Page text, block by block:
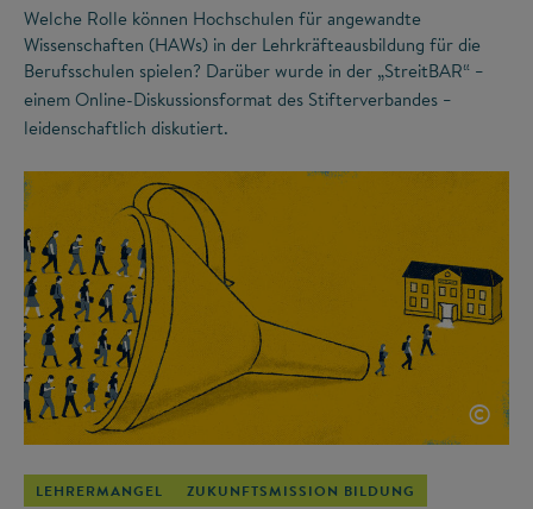
Welche Rolle können Hochschulen für angewandte
Wissenschaften (HAWs) in der Lehrkräfteausbildung für die
Berufsschulen spielen? Darüber wurde in der „StreitBAR“ –
einem Online-Diskussionsformat des Stifterverbandes –
leidenschaftlich diskutiert.
©
LEHRERMANGEL ZUKUNFTSMISSION BILDUNG